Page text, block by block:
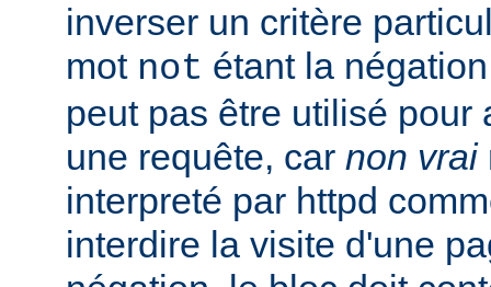
inverser un critère
mot not étant la
peut pas être utilisé pour
une requête, car non vrai
interpreté par httpd
interdire la visite d'une